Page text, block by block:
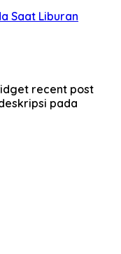
Saat Liburan
recent post
pada